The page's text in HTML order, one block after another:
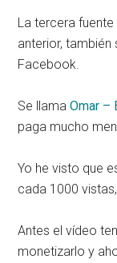
La tercera
anterior, también
Facebook.
Se llamaOmar –
paga mucho
Yo he visto que
cada 1000
Antes el vídeo
monetizarlo y